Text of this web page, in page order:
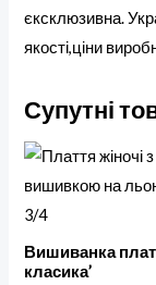
єксклюзивна.
якості,ціни
Супутні
Вишиванка
класика’